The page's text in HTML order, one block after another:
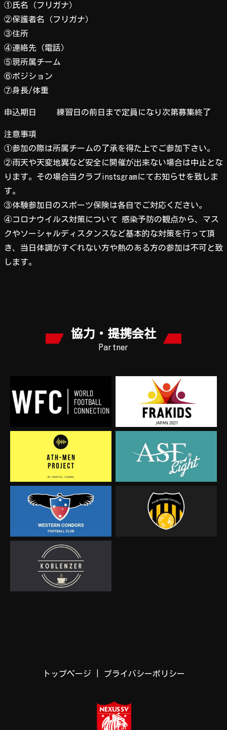
①氏名（フリガナ）
②保護者名（フリガナ）
③住所
④連絡先（電話）
⑤現所属チーム
⑥ポジション
⑦身長/体重
申込期日 練習日の前日まで定員になり次第募集終了
注意事項
①参加の際は所属チームの了承を得た上でご参加下さい。
②雨天や天変地異など安全に開催が出来ない場合は中止とな
ります。その場合当クラブinstsgramにてお知らせを致しま
す。
③体験参加日のスポーツ保険は各自でご対応ください。
④コロナウイルス対策について 感染予防の観点から、マス
クやソーシャルディスタンスなど基本的な対策を行って頂
き、当日体調がすぐれない方や熱のある方の参加は不可と致
します。
協力・提携会社
Partner
トップページ プライバシーポリシー